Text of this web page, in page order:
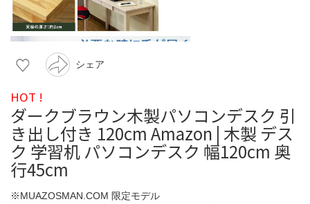
シェア
HOT !
ダークブラウン木製パソコンデスク 引
き出し付き 120cm Amazon | 木製 デス
ク 学習机 パソコンデスク 幅120cm 奥
行45cm
※MUAZOSMAN.COM 限定モデル